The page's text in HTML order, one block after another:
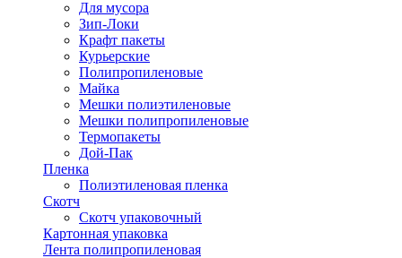
Для мусора
Зип-Локи
Крафт пакеты
Курьерские
Полипропиленовые
Майка
Мешки полиэтиленовые
Мешки полипропиленовые
Термопакеты
Дой-Пак
Пленка
Полиэтиленовая пленка
Скотч
Скотч упаковочный
Картонная упаковка
Лента полипропиленовая